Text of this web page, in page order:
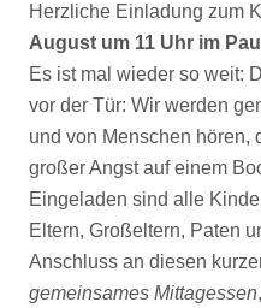
Herzliche Einladung zum
August um 11 Uhr im
Es ist mal wieder so weit:
vor der Tür: Wir werden
und von Menschen hören,
großer Angst auf einem
Eingeladen sind alle
Eltern, Großeltern, Paten
Anschluss an diesen
gemeinsames Mittagessen